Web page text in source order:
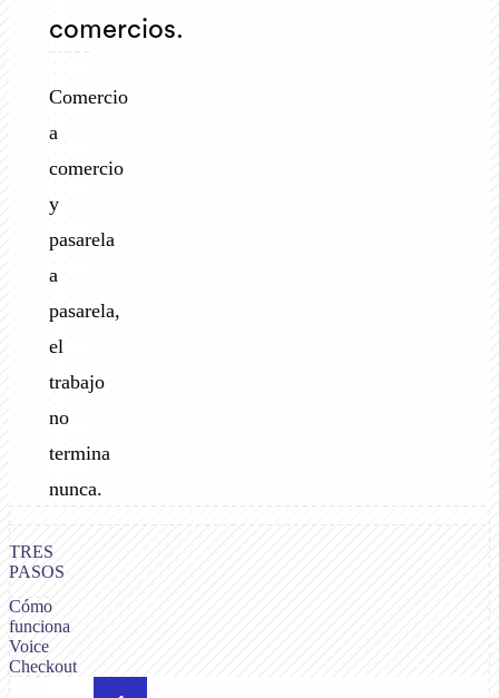
comercios.
Comercio
a
comercio
y
pasarela
a
pasarela,
el
trabajo
no
termina
nunca.
Cómo
funciona
Voice
Checkout
TRES
PASOS